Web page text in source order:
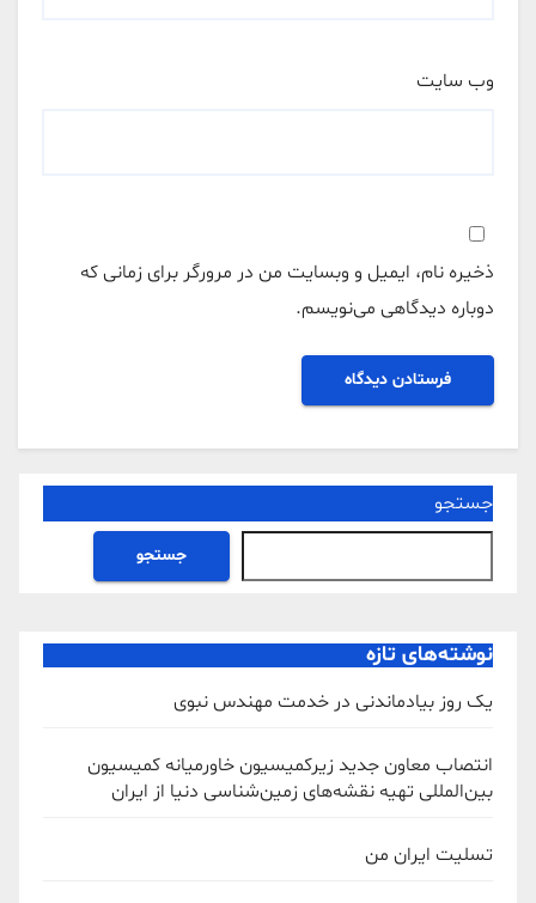
وب‌ سایت
ذخیره نام، ایمیل و وبسایت من در مرورگر برای زمانی که
دوباره دیدگاهی می‌نویسم.
جستجو
جستجو
نوشته‌های تازه
یک روز بیادماندنی در خدمت مهندس نبوی
انتصاب معاون جدید زیرکمیسیون خاورمیانه کمیسیون
بین‌المللی تهیه نقشه‌های زمین‌شناسی دنیا از ایران
تسلیت ایران من